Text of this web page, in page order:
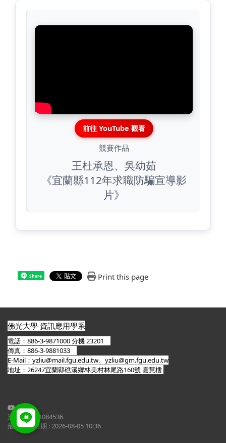
前往 YouTube 觀看
競賽作品
王杜承恩、吳幼茹
《宜蘭縣112年求職防騙宣導影
片》
Share Print this page
佛光大學 資訊應用學系
電話：886-3-9871000 分機 23201
傳真：886-3-9881033
E-Mail： yzliu@mail.fgu.edu.tw、 yzliu@gm.fgu.edu.tw
地址：26247宜蘭縣礁溪鄉林美村林尾路160號 雲慧樓
造訪人次 : 1084536
最後更新日期 :2026-08-05 10:36